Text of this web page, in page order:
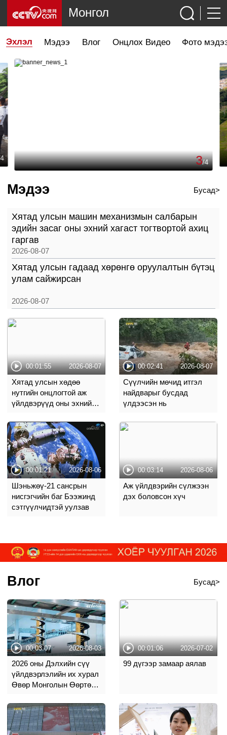
Эхлэл Мэдээ Влог Онцлох Видео Фото
Монгол
4 3/4
Мэдээ Бусад>
Хятад улсын машин механизмын салбарын
эдийн засаг оны эхний хагаст тогтвортой ахиц
гаргав
2026-08-07
Хятад улсын гадаад хөрөнгө оруулалтын бүтэц
улам сайжирсан
2026-08-07
00:01:55 2026-08-07
Хятад улсын хөдөө
нутгийн онцлогтой аж
үйлдвэрүүд оны эхний
хийсэн
00:02:41 2026-08-07
Сүүлчийн мөчид итгэл
найдварыг бусдад
үлдээсэн нь
00:01:21 2026-08-06
Шэньжөү-21 сансрын
нисгэгчийн баг Бээжинд
сэтгүүлчидтэй уулзав
00:03:14 2026-08-06
Аж үйлдвэрийн сүлжээн
дэх боловсон хүч
Влог Бусад>
00:03:07 2026-08-03
2026 оны Дэлхийн сүү
үйлдвэрлэлийн их хурал
Өвөр Монголын Өөртөө
эхлэв
00:01:06 2026-07-02
99 дүгээр замаар аялав